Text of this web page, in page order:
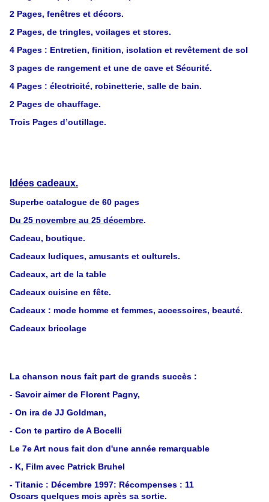
2 Pages, fenêtres et décors.
2 Pages, de tringles, voilages et stores.
4 Pages : Entretien, finition, isolation et revêtement de sol
3 pages de rangement et une de cave et Sécurité.
4 Pages : électricité, robinetterie, salle de bain.
2 Pages de chauffage.
Trois Pages d’outillage.
Idées cadeaux.
Superbe catalogue de 60 pages
Du 25 novembre au 25 décembre.
Cadeau, boutique.
Cadeaux ludiques, amusants et culturels.
Cadeaux, art de la table
Cadeaux cuisine en fête.
Cadeaux : mode homme et femmes, accessoires, beauté.
Cadeaux bricolage
La chanson nous fait part de grands succès :
- Savoir aimer de Florent Pagny,
- On ira de JJ Goldman,
- Con te partiro de A Bocelli
Le 7e Art nous fait don d'une année remarquable
- K, Film avec Patrick Bruhel
- Titanic : Décembre 1997: Récompenses : 11
Oscars quelques mois après sa sortie.